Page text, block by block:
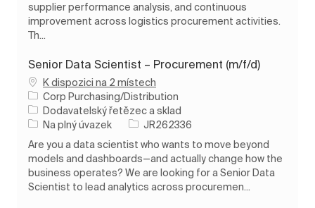
supplier performance analysis, and continuous
improvement across logistics procurement activities.
Th...
Senior Data Scientist – Procurement (m/f/d)
K dispozici na 2 místech
Corp Purchasing/Distribution
Kategorie
Dodavatelský řetězec a sklad
Typ úlohy
Na plný úvazek ID úlohy
JR262336
Are you a data scientist who wants to move beyond
models and dashboards—and actually change how the
business operates? We are looking for a Senior Data
Scientist to lead analytics across procuremen...